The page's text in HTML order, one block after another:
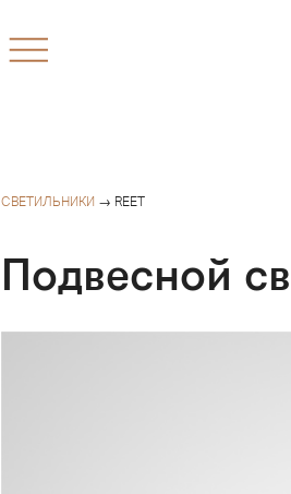
СВЕТИЛЬНИКИ → REET
Подвесной